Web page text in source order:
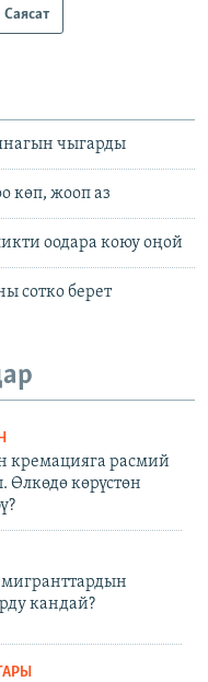
Саясат
чыгарды
көп, жооп аз
оодара коюу оңой
сотко берет
кремацияга расмий
Өлкөдө көрүстөн
кандай?